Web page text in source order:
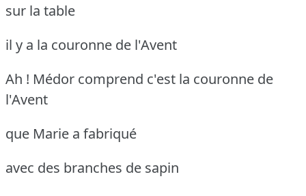
sur la table
il y a la couronne de l'Avent
Ah ! Médor comprend c'est la couronne de
l'Avent
que Marie a fabriqué
avec des branches de sapin